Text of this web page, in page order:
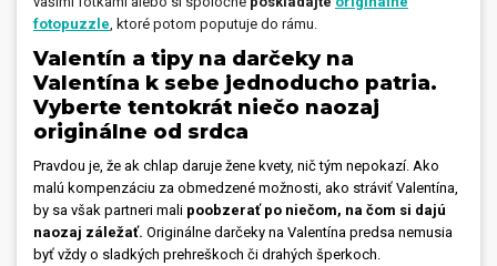
fotopuzzle , ktoré potom poputuje do rámu.
Valentín a tipy na darčeky na
Valentína k sebe jednoducho patria.
Vyberte tentokrát niečo naozaj
originálne od srdca
Pravdou je, že ak chlap daruje žene kvety, nič tým nepokazí. Ako
malú kompenzáciu za obmedzené možnosti, ako stráviť Valentína,
by sa však partneri mali poobzerať po niečom, na čom si dajú
naozaj záležať. Originálne darčeky na Valentína predsa nemusia
byť vždy o sladkých prehreškoch či drahých šperkoch.